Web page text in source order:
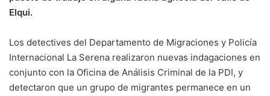
Elqui.
Los detectives del Departamento de Migraciones y Policía
Internacional La Serena realizaron nuevas indagaciones en
conjunto con la Oficina de Análisis Criminal de la PDI, y
detectaron que un grupo de migrantes permanece en un